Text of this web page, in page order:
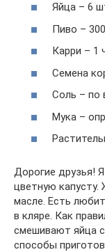
Яйца – 6
Пиво –
Карри – 1
Семена
Соль – по
Мука –
Дорогие друзья!
цветную капусту.
масле. Есть
в кляре. Как
смешивают яйца
способы